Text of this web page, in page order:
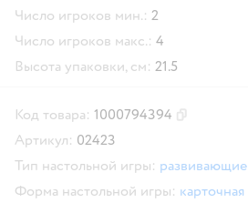
Число игроков мин.: 2
Число игроков макс.: 4
Высота упаковки, см: 21.5
Код товара: 1000794394
Артикул: 02423
Тип настольной игры: развивающие
Форма настольной игры: карточная